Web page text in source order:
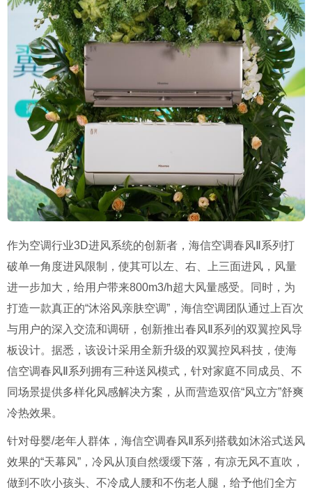
作为空调行业3D进风系统的创新者，海信空调春风Ⅱ系列打
破单一角度进风限制，使其可以左、右、上三面进风，风量
进一步加大，给用户带来800m3/h超大风量感受。同时，为
打造一款真正的“沐浴风亲肤空调”，海信空调团队通过上百次
与用户的深入交流和调研，创新推出春风Ⅱ系列的双翼控风导
板设计。据悉，该设计采用全新升级的双翼控风科技，使海
信空调春风Ⅱ系列拥有三种送风模式，针对家庭不同成员、不
同场景提供多样化风感解决方案，从而营造双倍“风立方”舒爽
冷热效果。
针对母婴/老年人群体，海信空调春风Ⅱ系列搭载如沐浴式送风
效果的“天幕风”，冷风从顶自然缓缓下落，有凉无风不直吹，
做到不吹小孩头、不冷成人腰和不伤老人腿，给予他们全方